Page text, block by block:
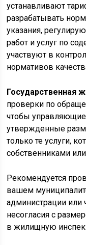
устанавливают
разрабатывать
указания,
работ и услуг по
участвуют в
нормативов
Государственная
проверки по
чтобы
утвержденные
только те услуги,
собственниками
Рекомендуется
вашем
администрации или
несогласия с
в жилищную